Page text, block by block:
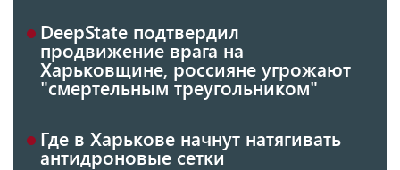
DeepState подтвердил
продвижение врага на
Харьковщине, россияне угрожают
"смертельным треугольником"
Где в Харькове начнут натягивать
антидроновые сетки